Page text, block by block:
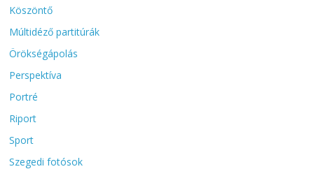
Köszöntő
Múltidéző partitúrák
Örökségápolás
Perspektíva
Portré
Riport
Sport
Szegedi fotósok